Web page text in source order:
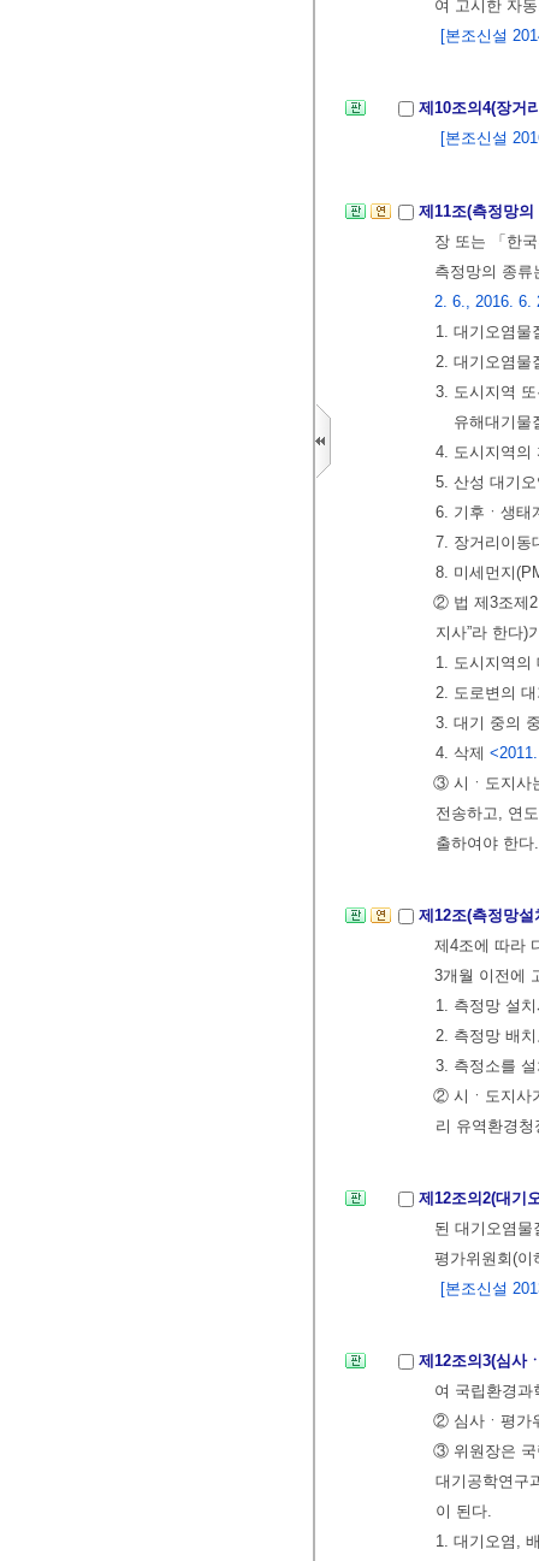
여 고시한 자
[본조신설
제10조의4(장거
[본조신설
제11조(측정망
장 또는 「한
측정망의 종
2. 6., 2016. 6.
1. 대기오염물
2. 대기오염물
3. 도시지역
유해대기물
4. 도시지역의
5. 산성 대기
6. 기후ㆍ생태
7. 장거리이동
8. 미세먼지
② 법 제3조제2
지사”라 한다)
1. 도시지역의
2. 도로변의
3. 대기 중의
4. 삭제
③ 시ㆍ도지사
전송하고, 연
출하여야 한다.
제12조(측정망
제4조에 따라
3개월 이전에
1. 측정망 설
2. 측정망 배
3. 측정소를
② 시ㆍ도지사
리 유역환경
제12조의2(대기
된 대기오염
평가위원회(이
[본조신설
제12조의3(심사
여 국립환경과
② 심사ㆍ평가
③ 위원장은 국
대기공학연구
이 된다.
1. 대기오염,